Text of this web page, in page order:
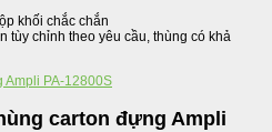
khối chắc chắn
tùy chỉnh theo yêu cầu, thùng có khả
carton đựng Ampli